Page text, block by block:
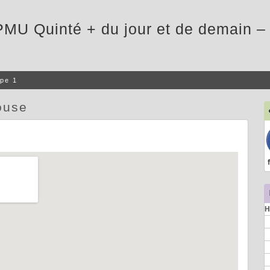
Quinté + du jour et de demain
1